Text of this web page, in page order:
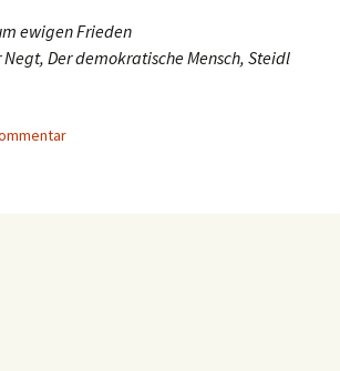
ewigen Frieden
Negt, Der demokratische Mensch, Steidl